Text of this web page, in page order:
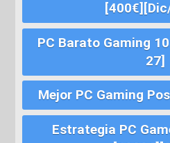
PC Barato Gaming
27]
Mejor PC Gaming
Estrategia PC